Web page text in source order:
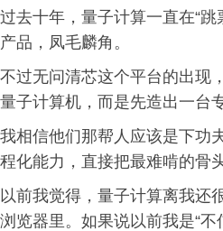
过去十年，量子计算一直在“
产品，凤毛麟角。
不过无问清芯这个平台的出现
量子计算机，而是先造出一台
我相信他们那帮人应该是下功
程化能力，直接把最难啃的骨
以前我觉得，量子计算离我还
浏览器里。如果说以前我是“